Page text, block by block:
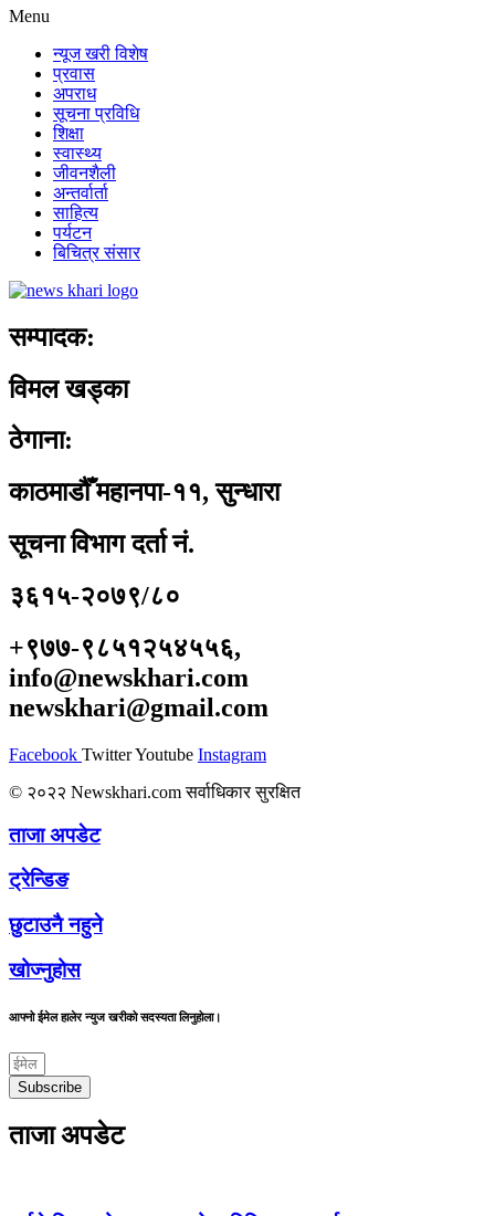
Menu
न्यूज खरी विशेष
प्रवास
अपराध
सूचना प्रविधि
शिक्षा
स्वास्थ्य
जीवनशैली
अन्तर्वार्ता
साहित्य
पर्यटन
बिचित्र संसार
सम्पादक:
विमल खड्का
ठेगाना:
काठमाडौँ महानपा-११, सुन्धारा
सूचना विभाग दर्ता नं.
३६१५-२०७९/८०
+९७७-९८५१२५४५५६,
info@newskhari.com
newskhari@gmail.com
Facebook TwitterYoutube Instagram
© २०२२ Newskhari.com सर्वाधिकार सुरक्षित
ताजा अपडेट
ट्रेन्डिङ
छुटाउनै नहुने
खोज्नुहोस
आफ्नो ईमेल हालेर न्युज खरीको सदस्यता लिनुहोला।
Subscribe
ताजा अपडेट